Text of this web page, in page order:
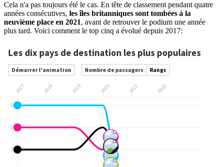
Cela n'a pas toujours été le cas. En tête de classement pendant quatre
années consécutives, les îles britanniques sont tombées à la
neuvième place en 2021, avant de retrouver le podium une année
plus tard. Voici comment le top cinq a évolué depuis 2017: